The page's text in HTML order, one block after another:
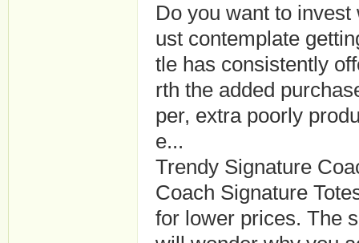
Do you want to
ust contemplate
tle has consistently
rth the added
per, extra poorly
e...
Trendy Signature
Coach Signature
for lower prices. The